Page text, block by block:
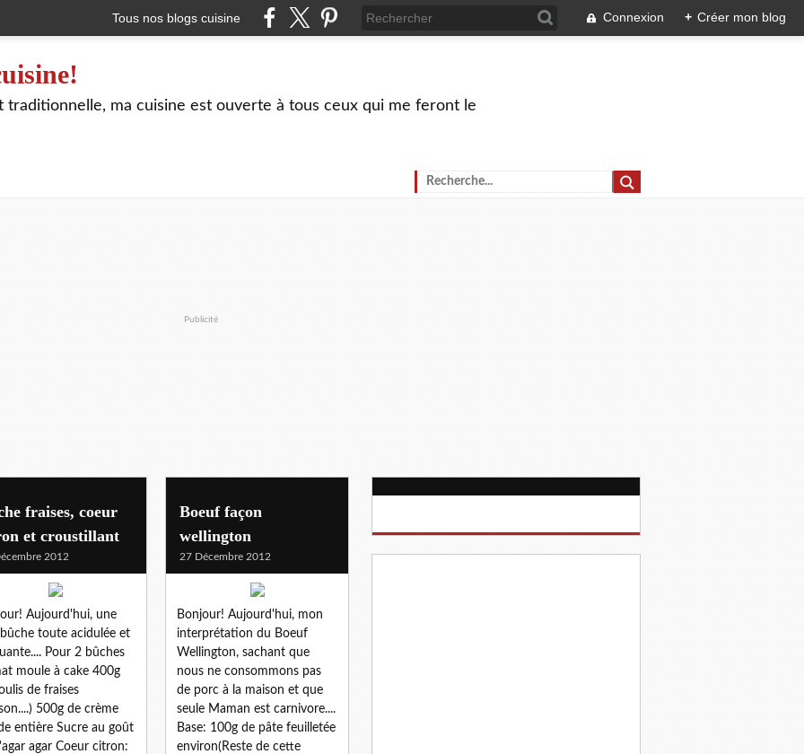
Tous nos blogs cuisine Connexion + Créer mon blog
traditionnelle, ma cuisine est ouverte à tous ceux qui me feront le
Publicité
fraises, coeur
et croustillant
2012
Aujourd'hui, une
toute acidulée et
Pour 2 bûches
moule à cake 400g
de fraises
500g de crème
entière Sucre au goût
agar Coeur citron:
Boeuf façon
wellington
27 Décembre 2012
Bonjour! Aujourd'hui, mon
interprétation du Boeuf
Wellington, sachant que
nous ne consommons pas
de porc à la maison et que
seule Maman est carnivore....
Base: 100g de pâte feuilletée
environ(Reste de cette